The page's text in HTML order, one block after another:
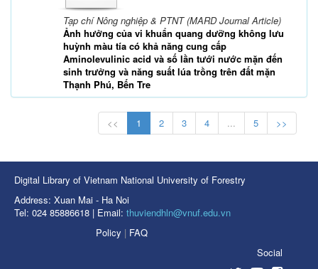
Tạp chí Nông nghiệp & PTNT (MARD Journal Article)
Ảnh hưởng của vi khuẩn quang dưỡng không lưu
huỳnh màu tía có khả năng cung cấp
Aminolevulinic acid và số lần tưới nước mặn đến
sinh trưởng và năng suất lúa trồng trên đất mặn
Thạnh Phú, Bến Tre
<< 1 2 3 4 ... 5 >>
Digital Library of Vietnam National University of Forestry
Address: Xuan Mai - Ha Noi
Tel: 024 85886618 | Email: thuviendhln@vnuf.edu.vn
Policy | FAQ
Social